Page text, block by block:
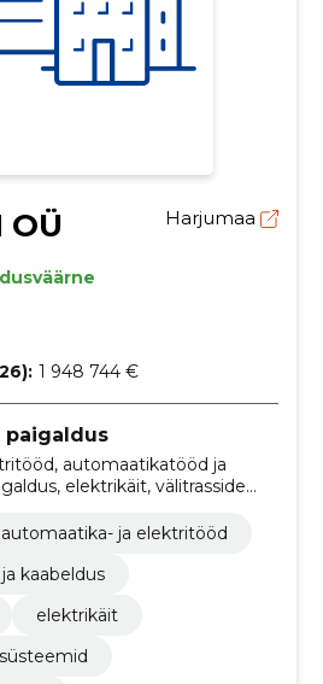
OÜ Harjumaa
1 948 744 €
paigaldus
automaatikatööd ja
elektrikäit, välitrasside
suurpingega
juhtmestikud,
automaatika- ja elektritööd
kaabeldus
elektrikäit